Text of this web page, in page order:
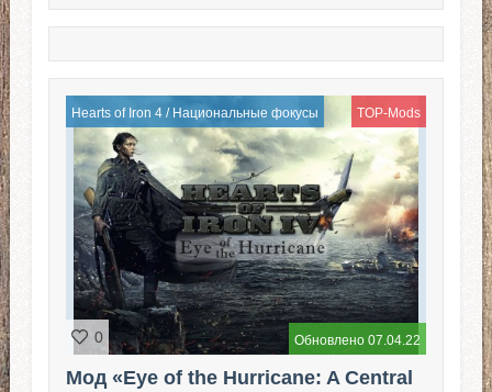
Hearts of Iron 4/ Национальные фокусы TOP-Mods
Обновлено 07.04.22
0
Мод «Eye of the Hurricane: A Central